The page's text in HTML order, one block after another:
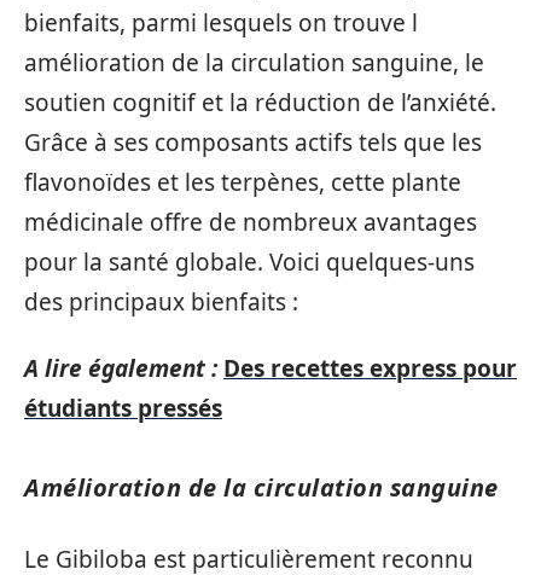
bienfaits, parmi lesquels on trouve l
amélioration de la circulation sanguine, le
soutien cognitif et la réduction de l’anxiété.
Grâce à ses composants actifs tels que les
flavonoïdes et les terpènes, cette plante
médicinale offre de nombreux avantages
pour la santé globale. Voici quelques-uns
des principaux bienfaits :
A lire également : Des recettes express pour
étudiants pressés
Amélioration de la circulation sanguine
Le Gibiloba est particulièrement reconnu